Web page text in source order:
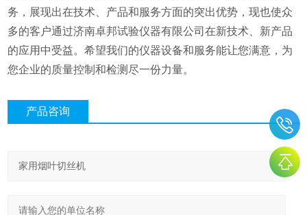
务，展现出在技术、产品和服务方面的突出优势，现也使众
多的客户通过济南卓邦试验仪器有限公司在新技术、新产品
的应用中受益。希望我们的仪器设备和服务能让您满意，为
您企业的质量控制和检测尽一份力量。
产品咨询